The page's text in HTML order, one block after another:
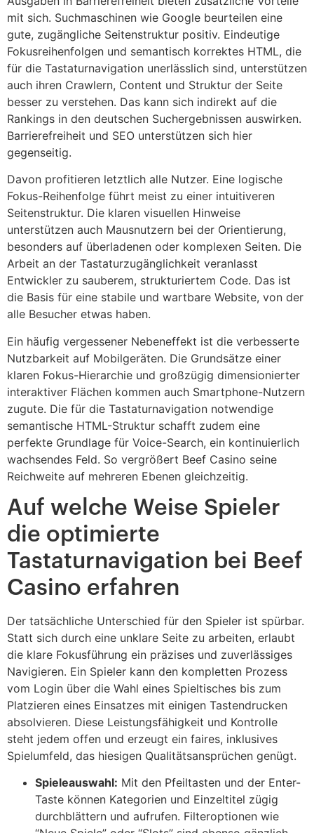
mit sich. Suchmaschinen wie Google beurteilen eine
gute, zugängliche Seitenstruktur positiv. Eindeutige
Fokusreihenfolgen und semantisch korrektes HTML, die
für die Tastaturnavigation unerlässlich sind, unterstützen
auch ihren Crawlern, Content und Struktur der Seite
besser zu verstehen. Das kann sich indirekt auf die
Rankings in den deutschen Suchergebnissen auswirken.
Barrierefreiheit und SEO unterstützen sich hier
gegenseitig.
Davon profitieren letztlich alle Nutzer. Eine logische
Fokus-Reihenfolge führt meist zu einer intuitiveren
Seitenstruktur. Die klaren visuellen Hinweise
unterstützen auch Mausnutzern bei der Orientierung,
besonders auf überladenen oder komplexen Seiten. Die
Arbeit an der Tastaturzugänglichkeit veranlasst
Entwickler zu sauberem, strukturiertem Code. Das ist
die Basis für eine stabile und wartbare Website, von der
alle Besucher etwas haben.
Ein häufig vergessener Nebeneffekt ist die verbesserte
Nutzbarkeit auf Mobilgeräten. Die Grundsätze einer
klaren Fokus-Hierarchie und großzügig dimensionierter
interaktiver Flächen kommen auch Smartphone-Nutzern
zugute. Die für die Tastaturnavigation notwendige
semantische HTML-Struktur schafft zudem eine
perfekte Grundlage für Voice-Search, ein kontinuierlich
wachsendes Feld. So vergrößert Beef Casino seine
Reichweite auf mehreren Ebenen gleichzeitig.
Auf welche Weise Spieler
die optimierte
Tastaturnavigation bei Beef
Casino erfahren
Der tatsächliche Unterschied für den Spieler ist spürbar.
Statt sich durch eine unklare Seite zu arbeiten, erlaubt
die klare Fokusführung ein präzises und zuverlässiges
Navigieren. Ein Spieler kann den kompletten Prozess
vom Login über die Wahl eines Spieltisches bis zum
Platzieren eines Einsatzes mit einigen Tastendrucken
absolvieren. Diese Leistungsfähigkeit und Kontrolle
steht jedem offen und erzeugt ein faires, inklusives
Spielumfeld, das hiesigen Qualitätsansprüchen genügt.
Spieleauswahl: Mit den Pfeiltasten und der Enter-
Taste können Kategorien und Einzeltitel zügig
durchblättern und aufrufen. Filteroptionen wie